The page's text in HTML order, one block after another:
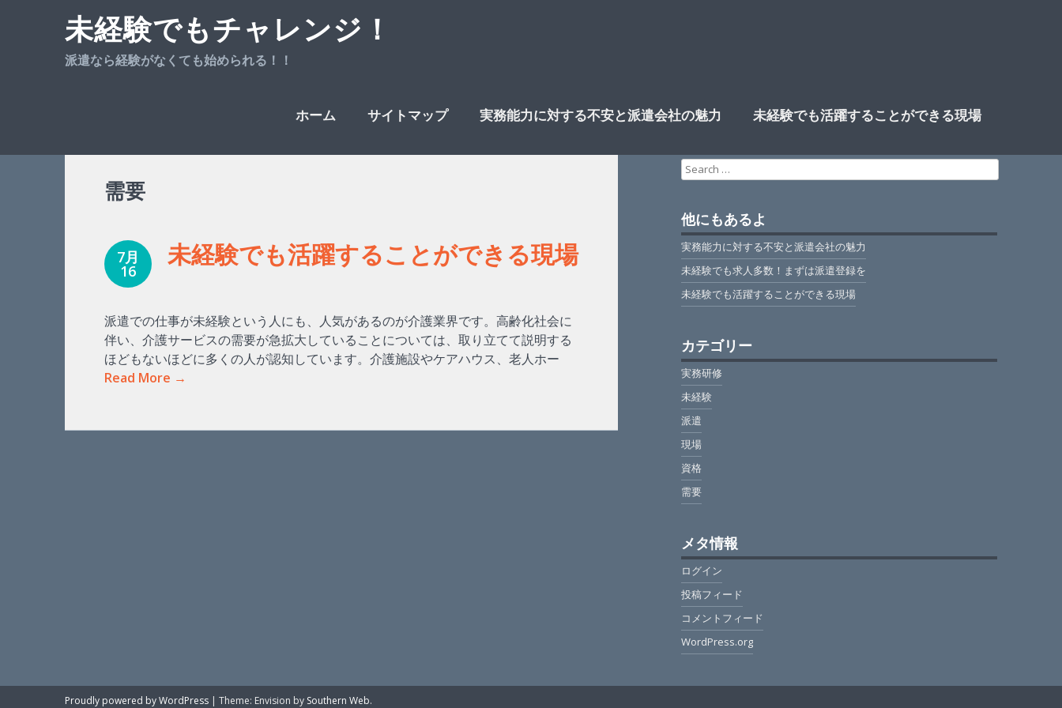
未経験でもチャレンジ！
派遣なら経験がなくても始められる！！
Skip
content
ホーム サイトマップ 実務能力に対する不安と派遣会社の魅力 未経験でも活躍することができる現場
需要
7月
16
未経験でも活躍することができる現場
派遣での仕事が未経験という人にも、人気があるのが介護業界です。高齢化社会に
伴い、介護サービスの需要が急拡大していることについては、取り立てて説明する
ほどもないほどに多くの人が認知しています。介護施設やケアハウス、老人ホー
Read More →
Search
for:
他にもあるよ
実務能力に対する不安と派遣会社の魅力
未経験でも求人多数！まずは派遣登録を
未経験でも活躍することができる現場
カテゴリー
実務研修
未経験
派遣
現場
資格
需要
メタ情報
ログイン
投稿フィード
コメントフィード
WordPress.org
Proudly powered by WordPress | Theme: Envision by Southern Web.